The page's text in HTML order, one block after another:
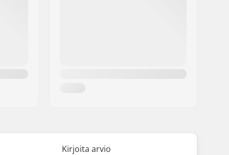
Kirjoita arvio